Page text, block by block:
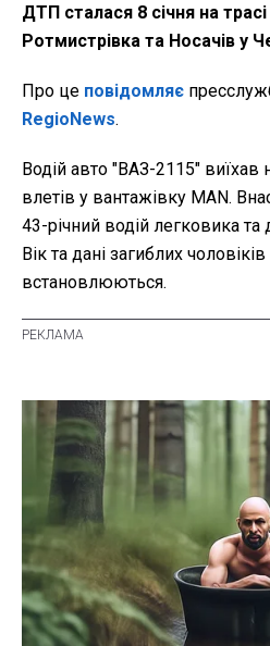
ДТП сталася 8 січня на
Ротмистрівка та Носачів у
Про це повідомляє
RegioNews.
Водій авто "ВАЗ-2115" виїхав
влетів у вантажівку MAN.
43-річний водій легковика та
Вік та дані загиблих чоловіків
встановлюються.